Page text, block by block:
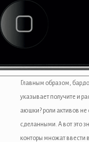
Главным образом,
указывает получите и
аюшки? роли активов
сделанными. А вот это
конторы множат ввести